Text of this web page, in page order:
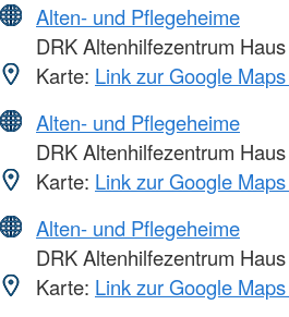
Alten- und Pflegeheime
DRK Altenhilfezentrum
Karte: Link zur Google
Alten- und Pflegeheime
DRK Altenhilfezentrum
Karte: Link zur Google
Alten- und Pflegeheime
DRK Altenhilfezentrum
Karte: Link zur Google